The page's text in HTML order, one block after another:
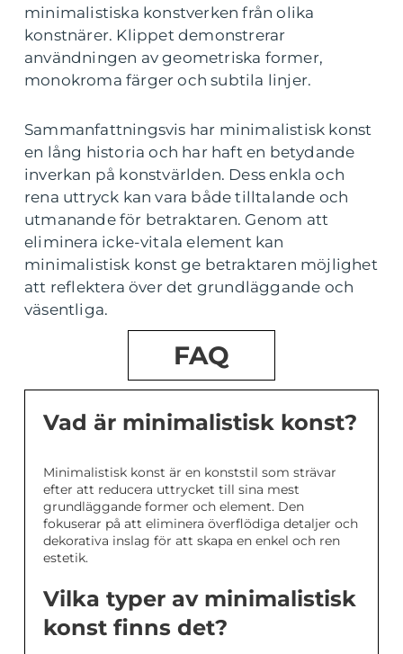
minimalistiska konstverken från olika
konstnärer. Klippet demonstrerar
användningen av geometriska former,
monokroma färger och subtila linjer.
Sammanfattningsvis har minimalistisk konst
en lång historia och har haft en betydande
inverkan på konstvärlden. Dess enkla och
rena uttryck kan vara både tilltalande och
utmanande för betraktaren. Genom att
eliminera icke-vitala element kan
minimalistisk konst ge betraktaren möjlighet
att reflektera över det grundläggande och
väsentliga.
FAQ
Vad är minimalistisk konst?
Minimalistisk konst är en konststil som strävar
efter att reducera uttrycket till sina mest
grundläggande former och element. Den
fokuserar på att eliminera överflödiga detaljer och
dekorativa inslag för att skapa en enkel och ren
estetik.
Vilka typer av minimalistisk
konst finns det?